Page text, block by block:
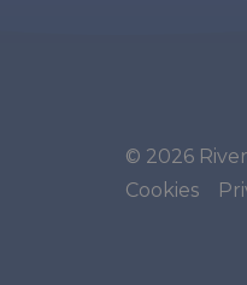
© 2026
Cookies